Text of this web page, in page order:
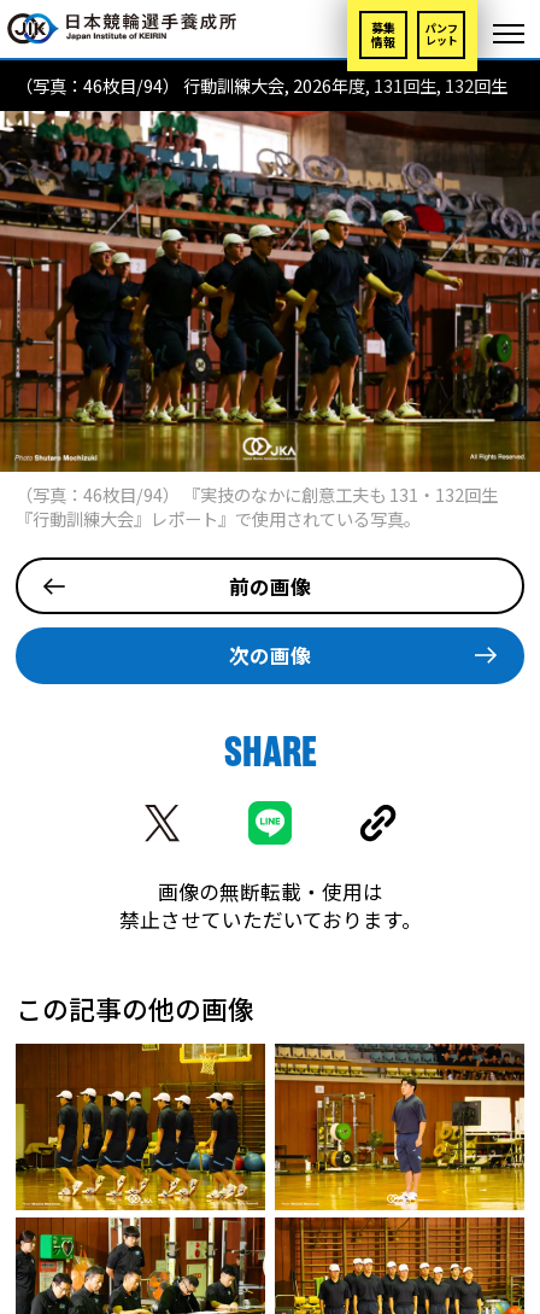
募集
情報
パンフ
レット
（写真：46枚目/94） 行動訓練大会, 2026年度, 131回生, 132回生
（写真：46枚目/94） 『実技のなかに創意工夫も 131・132回生
『行動訓練大会』レポート』で使用されている写真。
前の画像
次の画像
SHARE
画像の無断転載・使用は
禁止させていただいております。
この記事の他の画像